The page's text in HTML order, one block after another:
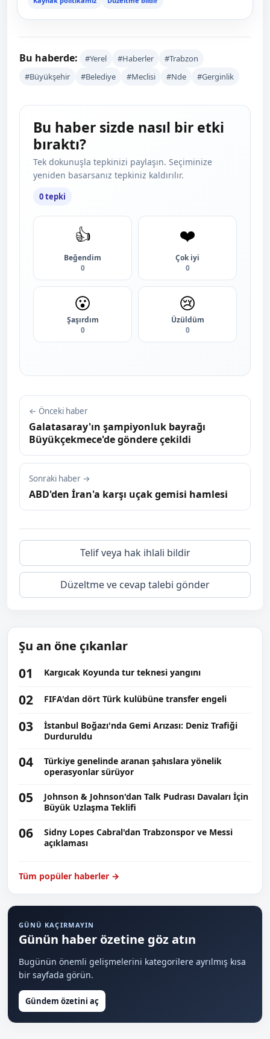
Bu haberde: #Yerel #Haberler
#Trabzon
#Büyükşehir
#Belediye #Meclisi #Nde #Gerginlik
Bu haber sizde nasıl bir etki
bıraktı?
Tek dokunuşla tepkinizi paylaşın. Seçiminize
yeniden basarsanız tepkiniz kaldırılır.
0 tepki
👍
Beğendim
0
❤️
Çok iyi
0
😮
Şaşırdım
0
😢
Üzüldüm
0
← Önceki haber
Galatasaray'ın şampiyonluk bayrağı
Büyükçekmece'de göndere çekildi
Sonraki haber →
ABD'den İran'a karşı uçak gemisi hamlesi
Telif veya hak ihlali bildir
Düzeltme ve cevap talebi gönder
Şu an öne çıkanlar
01 Kargıcak Koyunda tur teknesi yangını
02 FIFA'dan dört Türk kulübüne transfer engeli
03
İstanbul Boğazı'nda Gemi Arızası: Deniz Trafiği
Durduruldu
04
Türkiye genelinde aranan şahıslara yönelik
operasyonlar sürüyor
05
Johnson & Johnson'dan Talk Pudrası Davaları İçin
Büyük Uzlaşma Teklifi
06
Sidny Lopes Cabral'dan Trabzonspor ve Messi
açıklaması
Tüm popüler haberler →
GÜNÜ KAÇIRMAYIN
Günün haber özetine göz atın
Bugünün önemli gelişmelerini kategorilere ayrılmış kısa
bir sayfada görün.
Gündem özetini aç